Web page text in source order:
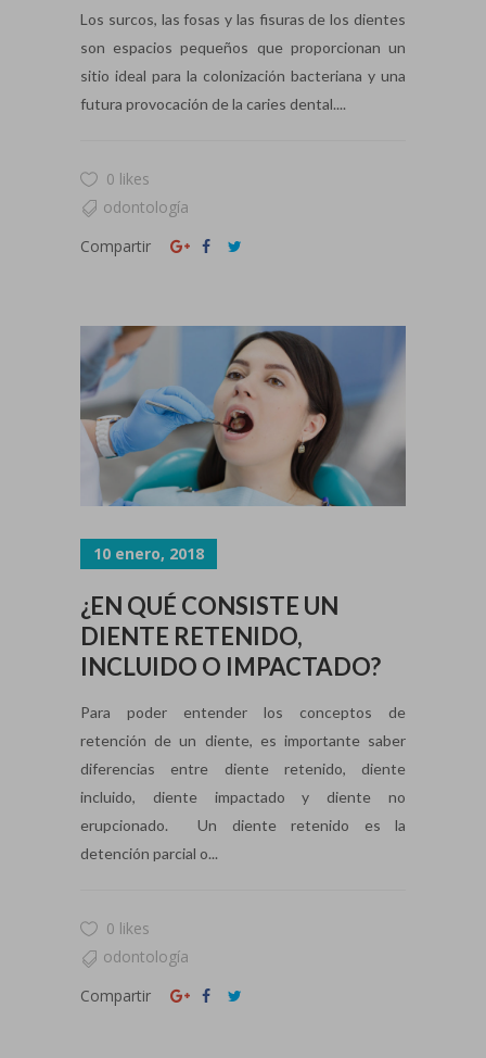
Los surcos, las fosas y las fisuras de los dientes
son espacios pequeños que proporcionan un
sitio ideal para la colonización bacteriana y una
futura provocación de la caries dental....
0 likes
odontología
Compartir
10 enero, 2018
¿EN QUÉ CONSISTE UN
DIENTE RETENIDO,
INCLUIDO O IMPACTADO?
Para poder entender los conceptos de
retención de un diente, es importante saber
diferencias entre diente retenido, diente
incluido, diente impactado y diente no
erupcionado. Un diente retenido es la
detención parcial o...
0 likes
odontología
Compartir